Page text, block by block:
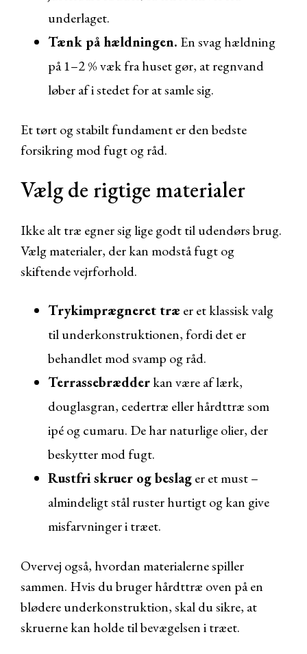
underlaget.
Tænk på hældningen. En svag hældning
på 1–2 % væk fra huset gør, at regnvand
løber af i stedet for at samle sig.
Et tørt og stabilt fundament er den bedste
forsikring mod fugt og råd.
Vælg de rigtige materialer
Ikke alt træ egner sig lige godt til udendørs brug.
Vælg materialer, der kan modstå fugt og
skiftende vejrforhold.
Trykimprægneret træ er et klassisk valg
til underkonstruktionen, fordi det er
behandlet mod svamp og råd.
Terrassebrædderkan være af lærk,
douglasgran, cedertræ eller hårdttræ som
ipé og cumaru. De har naturlige olier, der
beskytter mod fugt.
Rustfri skruer og beslager et must –
almindeligt stål ruster hurtigt og kan give
misfarvninger i træet.
Overvej også, hvordan materialerne spiller
sammen. Hvis du bruger hårdttræ oven på en
blødere underkonstruktion, skal du sikre, at
skruerne kan holde til bevægelsen i træet.